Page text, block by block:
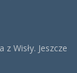
Wisły. Jeszcze